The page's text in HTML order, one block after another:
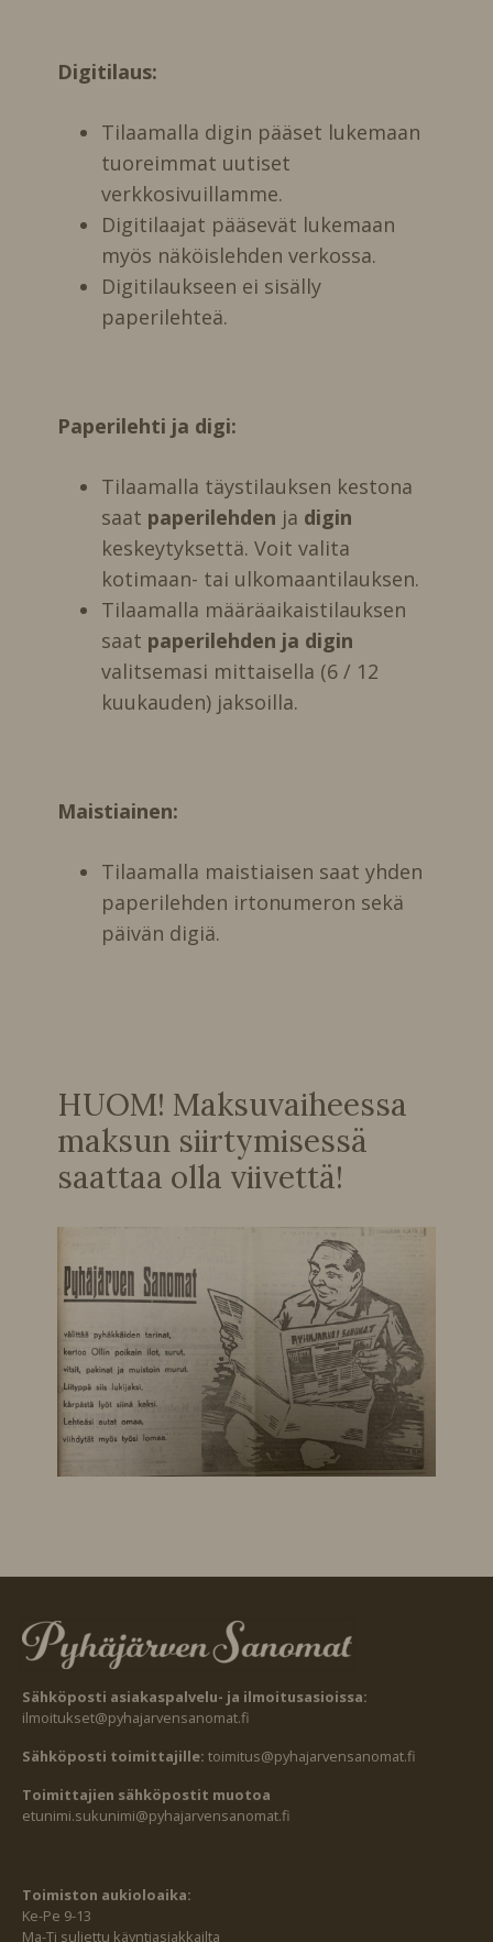
Digitilaus:
Tilaamalla digin pääset lukemaan
tuoreimmat uutiset
verkkosivuillamme.
Digitilaajat pääsevät lukemaan
myös näköislehden verkossa.
Digitilaukseen ei sisälly
paperilehteä.
Paperilehti ja digi:
Tilaamalla täystilauksen kestona
saat paperilehden ja digin
keskeytyksettä. Voit valita
kotimaan- tai ulkomaantilauksen.
Tilaamalla määräaikaistilauksen
saat paperilehden ja digin
valitsemasi mittaisella (6 / 12
kuukauden) jaksoilla.
Maistiainen:
Tilaamalla maistiaisen saat yhden
paperilehden irtonumeron sekä
päivän digiä.
HUOM! Maksuvaiheessa
maksun siirtymisessä
saattaa olla viivettä!
Sähköposti asiakaspalvelu- ja ilmoitusasioissa:
ilmoitukset@pyhajarvensanomat.fi
Sähköposti toimittajille: toimitus@pyhajarvensanomat.fi
Toimittajien sähköpostit muotoa
etunimi.sukunimi@pyhajarvensanomat.fi
Toimiston aukioloaika:
Ke-Pe 9-13
Ma-Ti suljettu käyntiasiakkailta